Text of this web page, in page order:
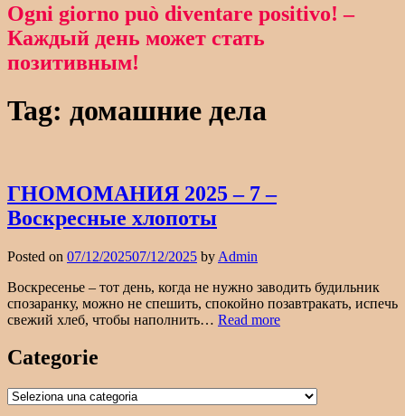
Ogni giorno può diventare positivo! –
Каждый день может стать
позитивным!
Tag: домашние дела
ГНОМОМАНИЯ 2025 – 7 –
Воскресные хлопоты
Posted on 07/12/202507/12/2025 by Admin
Воскресенье – тот день, когда не нужно заводить будильник
спозаранку, можно не спешить, спокойно позавтракать, испечь
свежий хлеб, чтобы наполнить… Read moreГНОМОМАНИЯ
Воскресные
Categorie
Categorie